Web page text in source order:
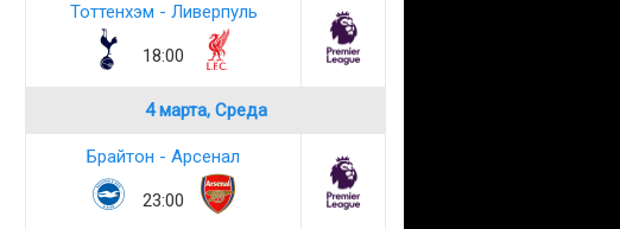
Тоттенхэм - Ливерпуль
18:00
4 марта, Среда
Брайтон - Арсенал
23:00